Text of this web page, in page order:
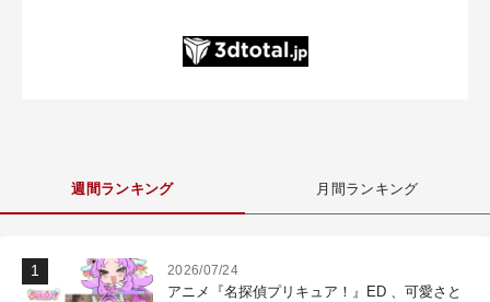
週間ランキング 月間ランキング
2026/07/24
アニメ『名探偵プリキュア！』ED 、可愛さと